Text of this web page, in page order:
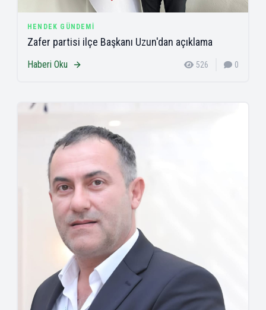
HENDEK GÜNDEMI
Zafer partisi ilçe Başkanı Uzun'dan açıklama
Haberi Oku 526 0